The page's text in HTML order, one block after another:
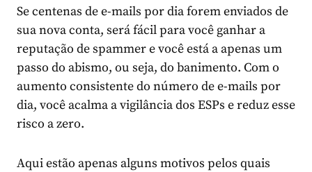
Se centenas de e-mails por dia forem enviados de
sua nova conta, será fácil para você ganhar a
reputação de spammer e você está a apenas um
passo do abismo, ou seja, do banimento. Com o
aumento consistente do número de e-mails por
dia, você acalma a vigilância dos ESPs e reduz esse
risco a zero.
Aqui estão apenas alguns motivos pelos quais